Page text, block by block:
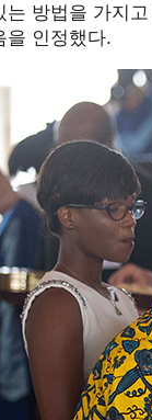
는 방법을 가지
을 인정했다.